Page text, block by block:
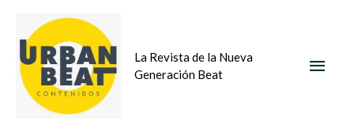
contenido
La Revista de la Nueva
Generación Beat